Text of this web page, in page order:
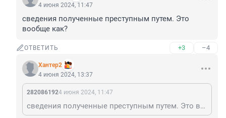
4 июня 2024, 11:47
сведения полученные преступным путем. Это
вообще как?
ОТВЕТИТЬ +3 –4
Хантер2
4 июня 2024, 13:37
2820861924 июня 2024, 11:47
сведения полученные преступным путем. Это вообще как?